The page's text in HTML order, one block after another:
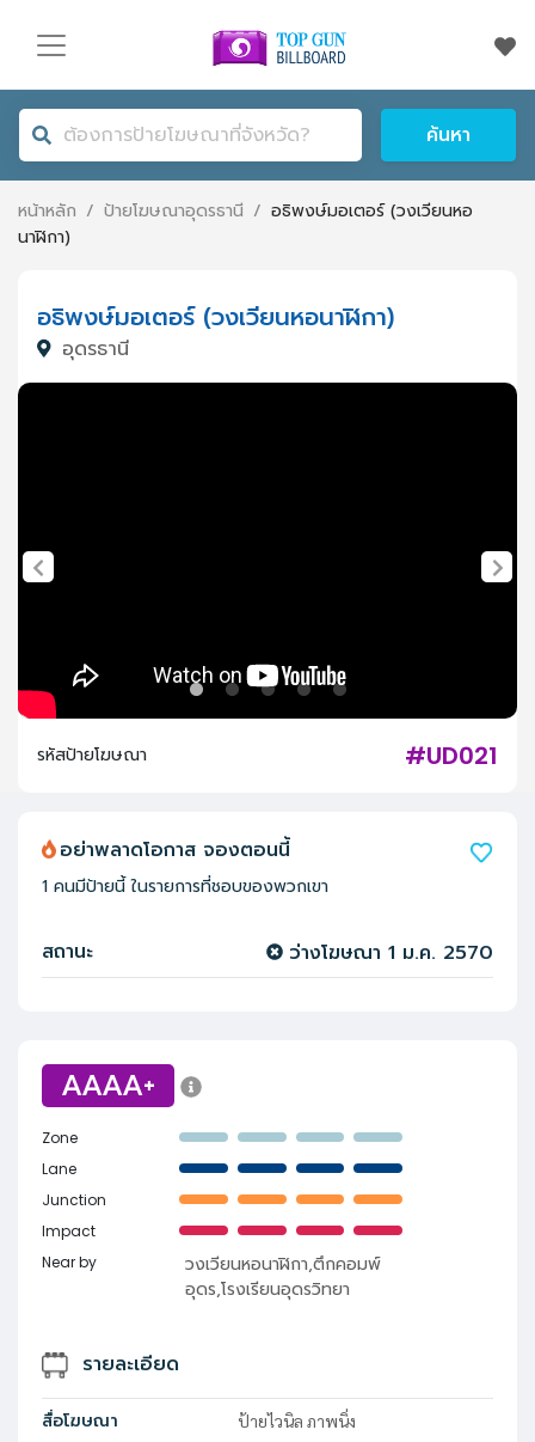
ค้นหา
หน้าหลัก / ป้ายโฆษณาอุดรธานี / อธิพงษ์มอเตอร์ (วงเวียนหอ
นาฬิกา)
อธิพงษ์มอเตอร์ (วงเวียนหอนาฬิกา)
อุดรธานี
#UD021
รหัสป้ายโฆษณา
AAAA+
Zone
Lane
Junction
Impact
Near by
วงเวียนหอนาฬิกา,ตึกคอมพ์
อุดร,โรงเรียนอุดรวิทยา
รายละเอียด
สื่อโฆษณา ป้ายไวนิล ภาพนิ่ง
อย่าพลาดโอกาส จองตอนนี้
1 คนมีป้ายนี้ ในรายการที่ชอบของพวกเขา
สถานะ ว่างโฆษณา 1 ม.ค. 2570